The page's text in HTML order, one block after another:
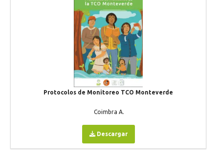
Protocolos de Monitoreo TCO Monteverde
Coimbra A.
Descargar